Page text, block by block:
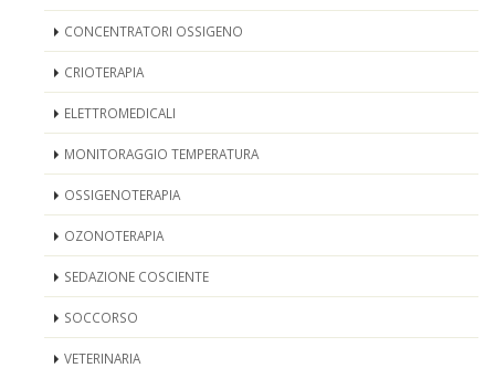
CONCENTRATORI OSSIGENO
CRIOTERAPIA
ELETTROMEDICALI
MONITORAGGIO TEMPERATURA
OSSIGENOTERAPIA
OZONOTERAPIA
SEDAZIONE COSCIENTE
SOCCORSO
VETERINARIA